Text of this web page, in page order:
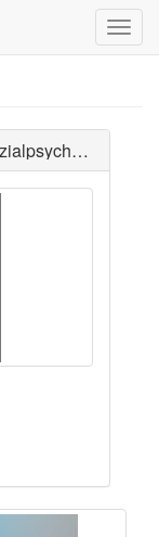
"Lernen und Gelernt werden" - Sozialpsychologie 1